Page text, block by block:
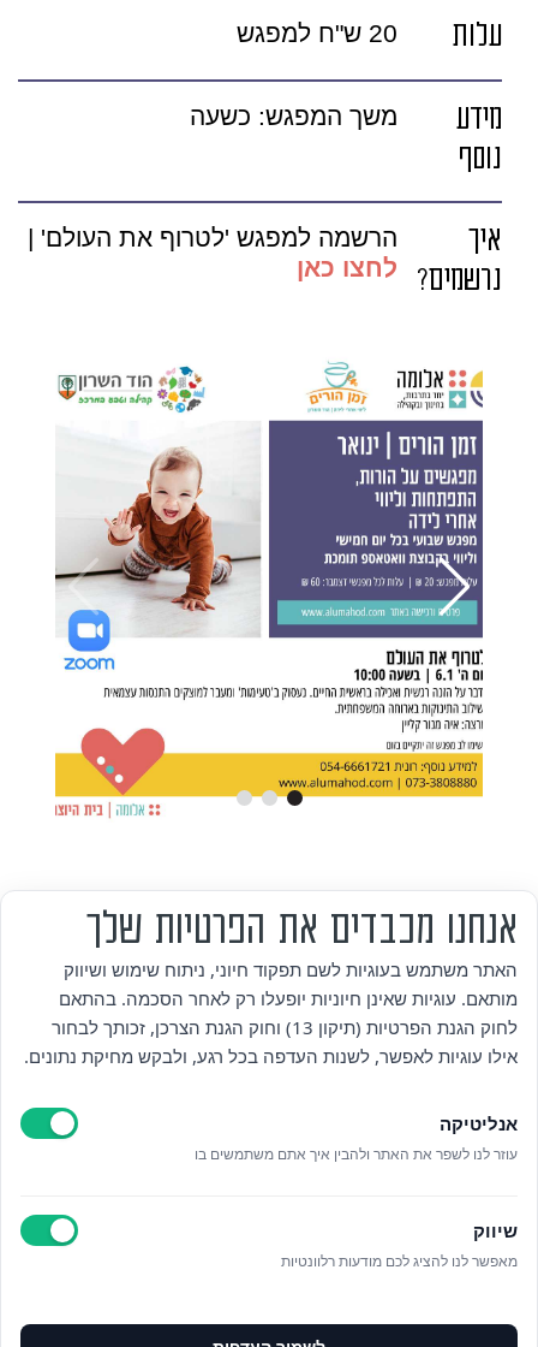
עלות 20 ש"ח למפגש
מידע
נוסף
משך המפגש: כשעה
איך
נרשמים?
הרשמה למפגש 'לטרוף את העולם' |
לחצו כאן
לפרטים נוספים בטלפון/הודעה
אזור אישי
מדיניות פרטיות
הצהרת נגישות
ניהול עוגיות
אנחנו מכבדים את הפרטיות שלך
האתר משתמש בעוגיות לשם תפקוד חיוני, ניתוח שימוש ושיווק
מותאם. עוגיות שאינן חיוניות יופעלו רק לאחר הסכמה. בהתאם
לחוק הגנת הפרטיות (תיקון 13) וחוק הגנת הצרכן, זכותך לבחור
אילו עוגיות לאפשר, לשנות העדפה בכל רגע, ולבקש מחיקת נתונים.
אנליטיקה
עוזר לנו לשפר את האתר ולהבין איך אתם משתמשים בו
שיווק
מאפשר לנו להציג לכם מודעות רלוונטיות